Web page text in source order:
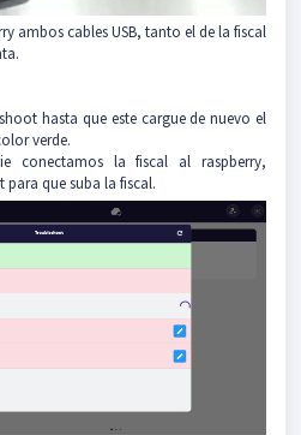
ambos cables USB, tanto el de la fiscal
hasta que este cargue de nuevo el
verde.
conectamos la fiscal al raspberry,
que suba la fiscal.